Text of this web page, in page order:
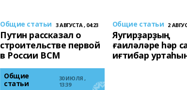
Общие статьи 3 АВГУСТА , 04:23
Путин рассказал о
строительстве первой
в России ВСМ
Общие статьи 2
Яугирҙарҙың
ғаиләләре һәр
иғтибар
Общие
статьи
30 ИЮЛЯ ,
13:39